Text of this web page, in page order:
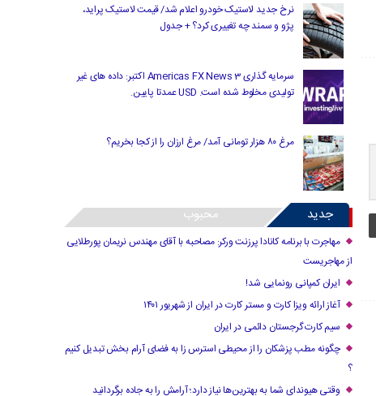
نرخ جدید لاستیک خودرو اعلام شد/ قیمت لاستیک پراید،
پژو و سمند چه تغییری کرد؟ + جدول
سرمایه گذاری Americas FX News 3 اکتبر: داده های غیر
تولیدی مخلوط شده است. USD عمدتا پایین.
مرغ ۸۰ هزار تومانی آمد/ مرغ ارزان را از کجا بخریم؟
جدید محبوب
مهاجرت با برنامه کانادا پرزنت ورکر: مصاحبه با آقای مهندس نریمان پورطلایی
از مهاجریست
ایران کمپانی رونمایی شد!
آغاز ارائه ویزا کارت و مستر کارت در ایران از شهریور ۱۴۰۱
سیم کارت گرجستان دائمی در ایران
چگونه مطب پزشکان را از محیطی استرس زا به فضای آرام بخش تبدیل کنیم
؟
وقتی هیوندای شما به بهترین‌ها نیاز دارد؛ آرامش را به جاده برگردانید